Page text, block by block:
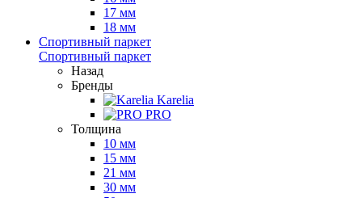
17 мм
18 мм
Спортивный паркет
Спортивный паркет
Назад
Бренды
Karelia
PRO
Толщина
10 мм
15 мм
21 мм
30 мм